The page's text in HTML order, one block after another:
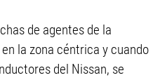
de agentes de la
la zona céntrica y cuando
del Nissan, se